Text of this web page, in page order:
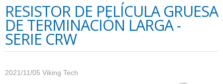
RESISTOR DE PELÍCULA GRUESA
DE TERMINACIÓN LARGA -
SERIE CRW
2021/11/05 Viking Tech